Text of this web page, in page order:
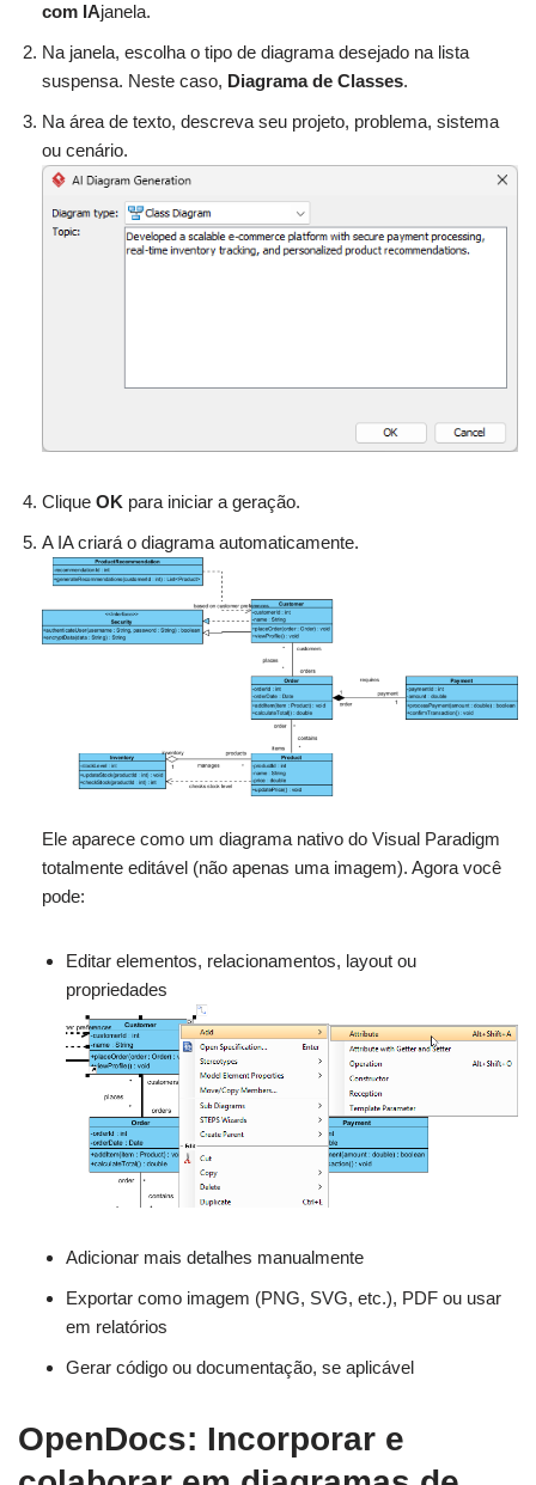
com IAjanela.
Na janela, escolha o tipo de diagrama desejado na lista
suspensa. Neste caso, Diagrama de Classes.
Na área de texto, descreva seu projeto, problema, sistema
ou cenário.
Clique OK para iniciar a geração.
A IA criará o diagrama automaticamente.
Ele aparece como um diagrama nativo do Visual Paradigm
totalmente editável (não apenas uma imagem). Agora você
pode:
Editar elementos, relacionamentos, layout ou
propriedades
Adicionar mais detalhes manualmente
Exportar como imagem (PNG, SVG, etc.), PDF ou usar
em relatórios
Gerar código ou documentação, se aplicável
OpenDocs: Incorporar e